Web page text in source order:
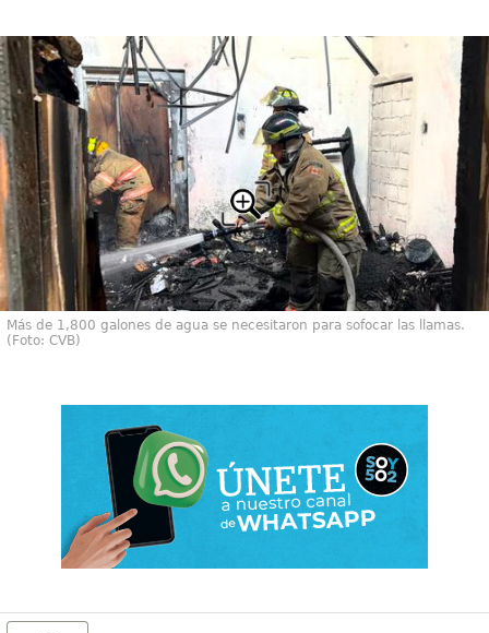
Más de 1,800 galones de agua se necesitaron para sofocar las llamas.
(Foto: CVB)